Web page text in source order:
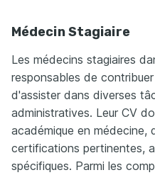
Médecin Stagiaire
Les médecins stagiaires
responsables de
d'assister dans diverses
administratives. Leur CV
académique en
certifications pertinentes,
spécifiques. Parmi les